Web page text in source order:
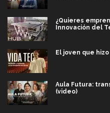
¿Quieres
Innovación del
El joven que
Aula Futura:
(video)